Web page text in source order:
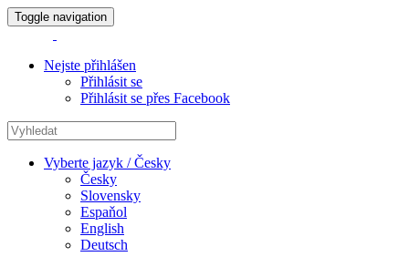
Toggle navigation
Nejste přihlášen
Přihlásit se
Přihlásit se přes Facebook
Vyberte jazyk / Česky
Česky
Slovensky
Espaňol
English
Deutsch